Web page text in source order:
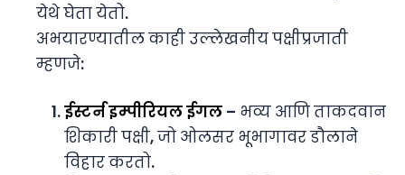
येथे घेता येतो.
अभयारण्यातील काही उल्लेखनीय पक्षीप्रजाती
म्हणजे:
ईस्टर्न इम्पीरियल ईगल – भव्य आणि ताकदवान
शिकारी पक्षी, जो ओलसर भूभागावर डौलाने
विहार करतो.